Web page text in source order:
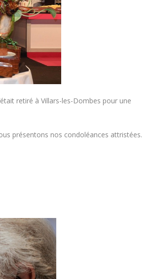
retiré à Villars-les-Dombes pour une
présentons nos condoléances attristées.